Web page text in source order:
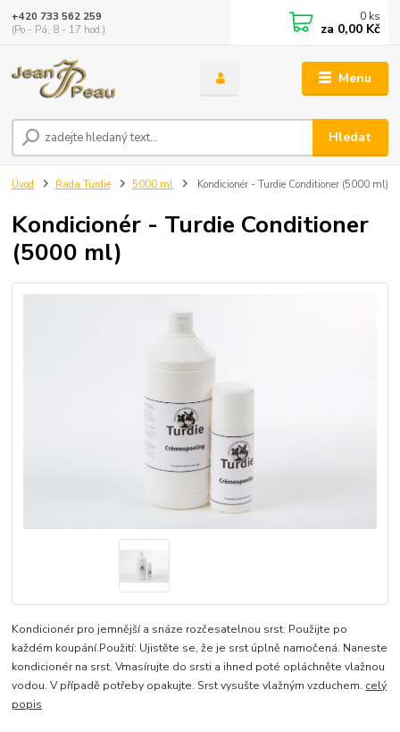
Menu
Hledat
+420 733 562 259
(Po - Pá, 8 - 17 hod.)
0 ks
za 0,00 Kč
Úvod Řada Turdie 5000 ml Kondicionér - Turdie Conditioner (5000 ml)
Kondicionér - Turdie Conditioner
(5000 ml)
Kondicionér pro jemnější a snáze rozčesatelnou srst. Použijte po
každém koupání.Použití: Ujistěte se, že je srst úplně namočená. Naneste
kondicionér na srst. Vmasírujte do srsti a ihned poté opláchněte vlažnou
vodou. V případě potřeby opakujte. Srst vysušte vlažným vzduchem. celý
popis